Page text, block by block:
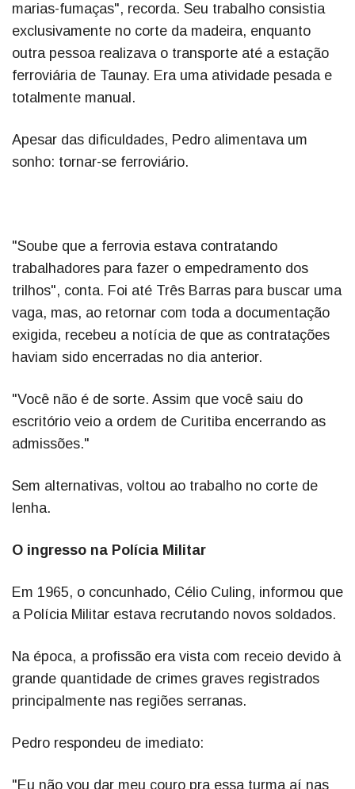
marias-fumaças", recorda. Seu trabalho consistia
exclusivamente no corte da madeira, enquanto
outra pessoa realizava o transporte até a estação
ferroviária de Taunay. Era uma atividade pesada e
totalmente manual.
Apesar das dificuldades, Pedro alimentava um
sonho: tornar-se ferroviário.
"Soube que a ferrovia estava contratando
trabalhadores para fazer o empedramento dos
trilhos", conta. Foi até Três Barras para buscar uma
vaga, mas, ao retornar com toda a documentação
exigida, recebeu a notícia de que as contratações
haviam sido encerradas no dia anterior.
"Você não é de sorte. Assim que você saiu do
escritório veio a ordem de Curitiba encerrando as
admissões."
Sem alternativas, voltou ao trabalho no corte de
lenha.
O ingresso na Polícia Militar
Em 1965, o concunhado, Célio Culing, informou que
a Polícia Militar estava recrutando novos soldados.
Na época, a profissão era vista com receio devido à
grande quantidade de crimes graves registrados
principalmente nas regiões serranas.
Pedro respondeu de imediato:
"Eu não vou dar meu couro pra essa turma aí nas